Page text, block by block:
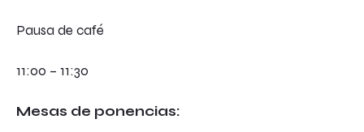
Pausa de café
11:00 – 11:30
Mesas de ponencias: